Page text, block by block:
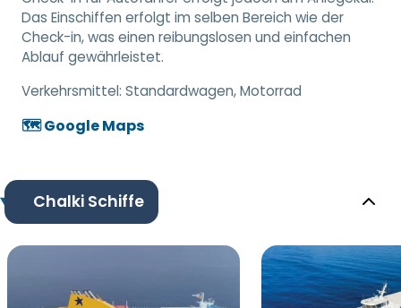
Das Einschiffen erfolgt im selben Bereich wie der
Check-in, was einen reibungslosen und einfachen
Ablauf gewährleistet.
Verkehrsmittel: Standardwagen, Motorrad
🗺️ Google Maps
Chalki Schiffe